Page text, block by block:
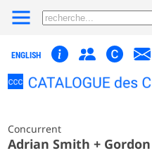
ENGLISH
Concurrent
Adrian Smith +